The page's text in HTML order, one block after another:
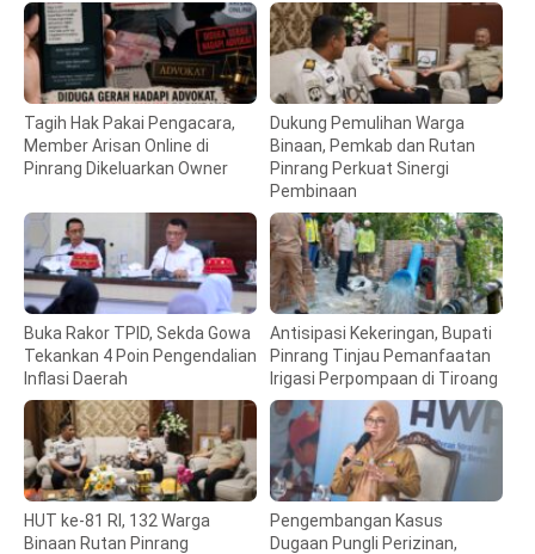
Tagih Hak Pakai Pengacara,
Member Arisan Online di
Pinrang Dikeluarkan Owner
Dukung Pemulihan Warga
Binaan, Pemkab dan Rutan
Pinrang Perkuat Sinergi
Pembinaan
Buka Rakor TPID, Sekda Gowa
Tekankan 4 Poin Pengendalian
Inflasi Daerah
Antisipasi Kekeringan, Bupati
Pinrang Tinjau Pemanfaatan
Irigasi Perpompaan di Tiroang
HUT ke-81 RI, 132 Warga
Binaan Rutan Pinrang
Pengembangan Kasus
Dugaan Pungli Perizinan,